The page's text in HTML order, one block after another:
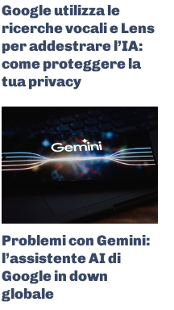
Google utilizza le
ricerche vocali e Lens
per addestrare l’IA:
come proteggere la
tua privacy
Problemi con Gemini:
l’assistente AI di
Google in down
globale